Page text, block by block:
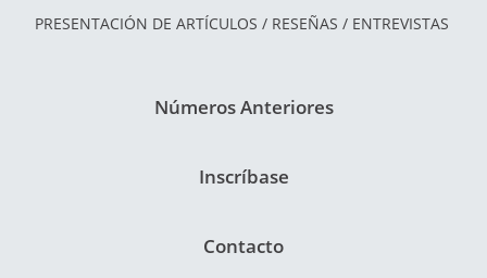
PRESENTACIÓN DE ARTÍCULOS / RESEÑAS / ENTREVISTAS
Números Anteriores
Inscríbase
Contacto